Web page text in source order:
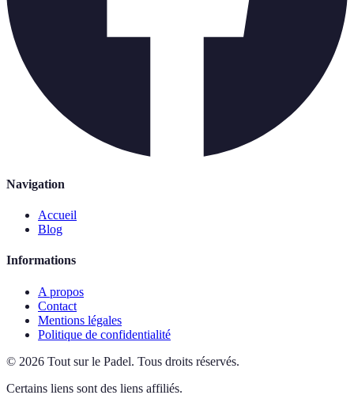
Navigation
Accueil
Blog
Informations
A propos
Contact
Mentions légales
Politique de confidentialité
© 2026 Tout sur le Padel. Tous droits réservés.
Certains liens sont des liens affiliés.